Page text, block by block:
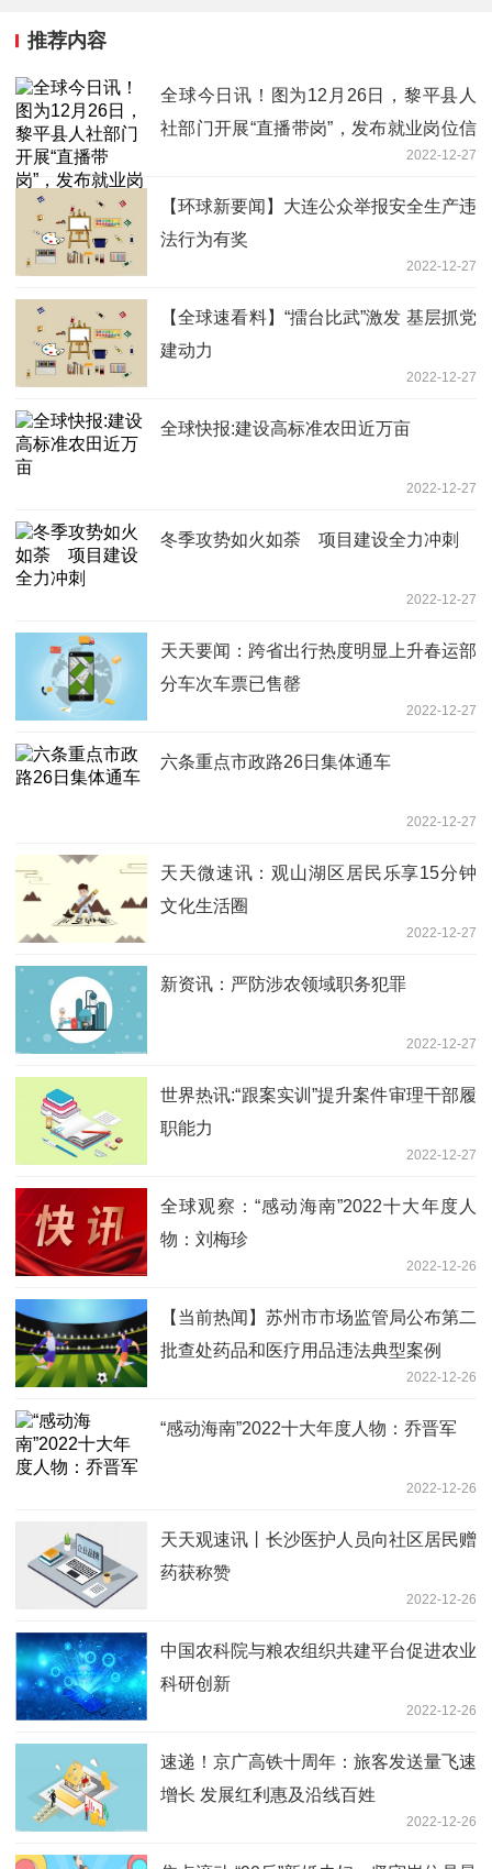
推荐内容
全球今日讯！图为12月26日，黎平县人
社部门开展“直播带岗”，发布就业岗位信
2022-12-27
【环球新要闻】大连公众举报安全生产违
法行为有奖
2022-12-27
【全球速看料】“擂台比武”激发 基层抓党
建动力
2022-12-27
全球快报:建设高标准农田近万亩
2022-12-27
冬季攻势如火如荼 项目建设全力冲刺
2022-12-27
天天要闻：跨省出行热度明显上升春运部
分车次车票已售罄
2022-12-27
六条重点市政路26日集体通车
2022-12-27
天天微速讯：观山湖区居民乐享15分钟
文化生活圈
2022-12-27
新资讯：严防涉农领域职务犯罪
2022-12-27
世界热讯:“跟案实训”提升案件审理干部履
职能力
2022-12-27
全球观察：“感动海南”2022十大年度人
物：刘梅珍
2022-12-26
【当前热闻】苏州市市场监管局公布第二
批查处药品和医疗用品违法典型案例
2022-12-26
“感动海南”2022十大年度人物：乔晋军
2022-12-26
天天观速讯丨长沙医护人员向社区居民赠
药获称赞
2022-12-26
中国农科院与粮农组织共建平台促进农业
科研创新
2022-12-26
速递！京广高铁十周年：旅客发送量飞速
增长 发展红利惠及沿线百姓
2022-12-26